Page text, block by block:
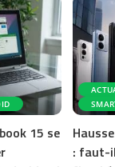
15 se
: faut-